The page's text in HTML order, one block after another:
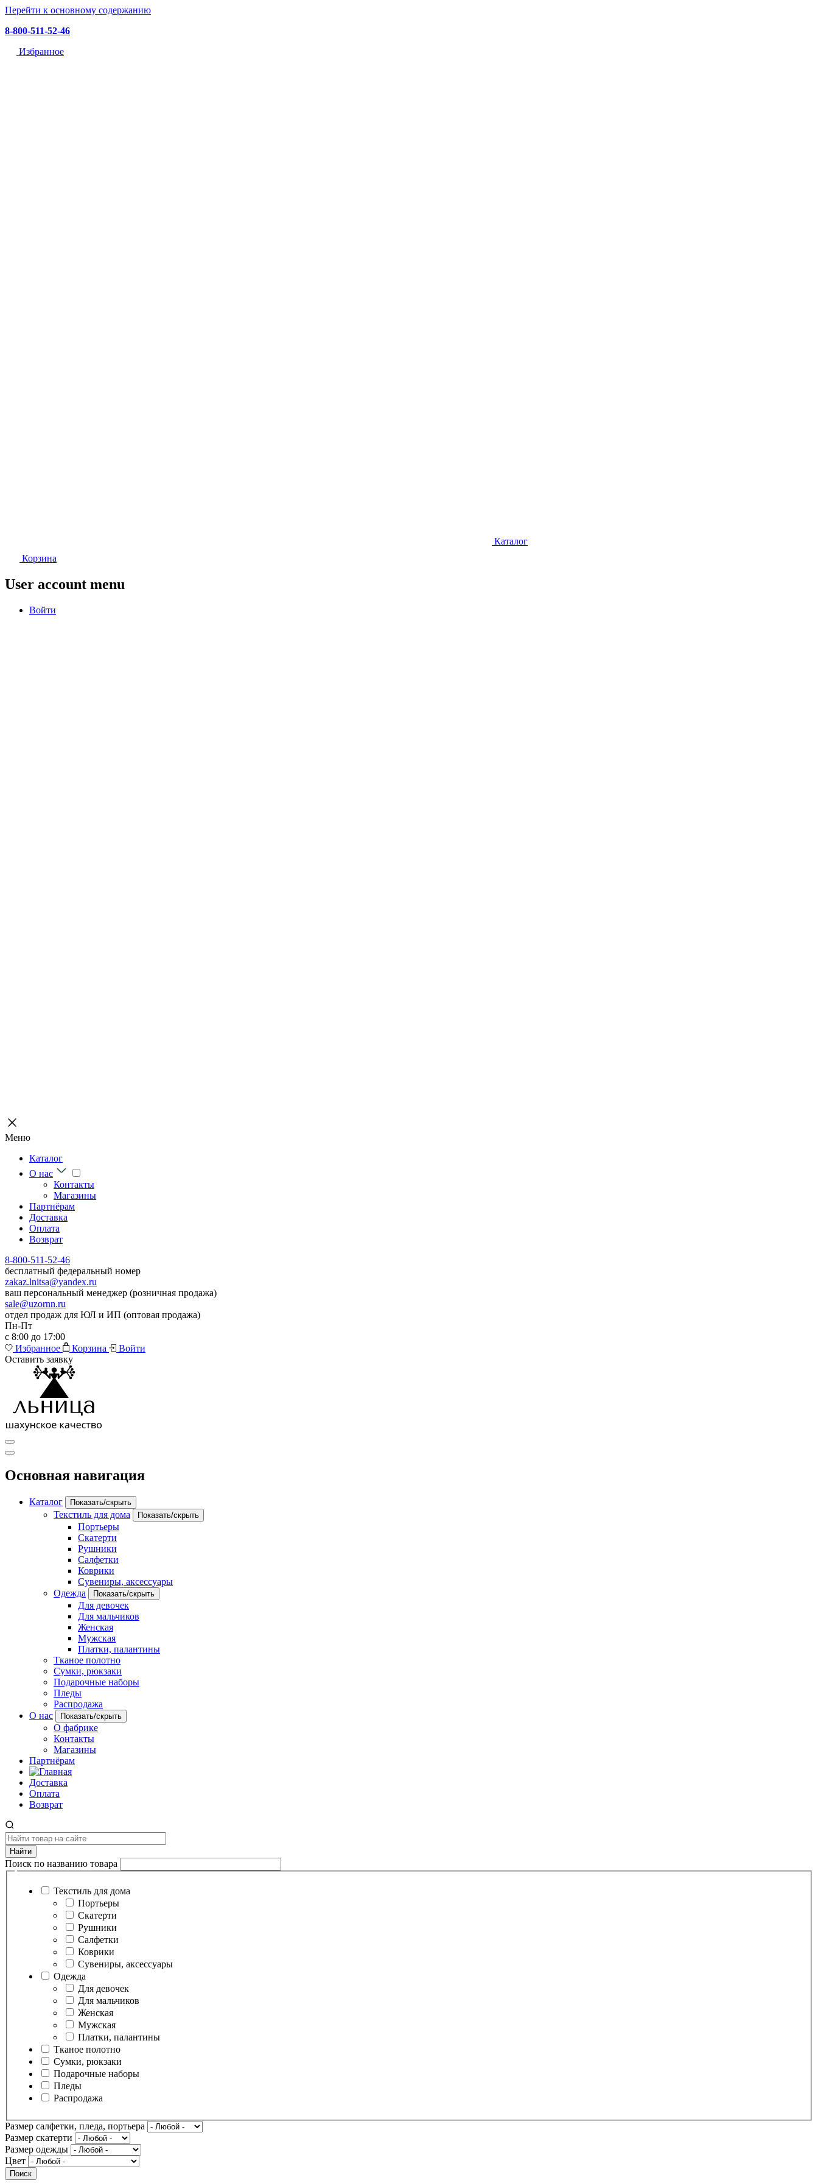
Перейти к основному содержанию
8-800-511-52-46
Избранное
Каталог
Корзина
User account menu
Войти
Меню
Каталог
О нас
Контакты
Магазины
Партнёрам
Доставка
Оплата
Возврат
8-800-511-52-46
бесплатный федеральный номер
zakaz.lnitsa@yandex.ru
ваш персональный менеджер (розничная продажа)
sale@uzornn.ru
отдел продаж для ЮЛ и ИП (оптовая продажа)
Пн-Пт
с 8:00 до 17:00
Избранное
Корзина
Войти
Оставить заявку
Основная навигация
Каталог Показать/скрыть
Текстиль для дома Показать/скрыть
Портьеры
Скатерти
Рушники
Салфетки
Коврики
Сувениры, аксессуары
Одежда
Показать/скрыть
Для девочек
Для мальчиков
Женская
Мужская
Платки, палантины
Тканое полотно
Сумки, рюкзаки
Подарочные наборы
Пледы
Распродажа
О нас
Показать/скрыть
О фабрике
Контакты
Магазины
Партнёрам
Доставка
Оплата
Возврат
Найти
Поиск по названию товара
Текстиль для дома
Портьеры
Скатерти
Рушники
Салфетки
Коврики
Сувениры, аксессуары
Одежда
Для девочек
Для мальчиков
Женская
Мужская
Платки, палантины
Тканое полотно
Сумки, рюкзаки
Подарочные наборы
Пледы
Распродажа
Размер салфетки, пледа, портьера
Размер скатерти
Размер одежды
Цвет
Поиск